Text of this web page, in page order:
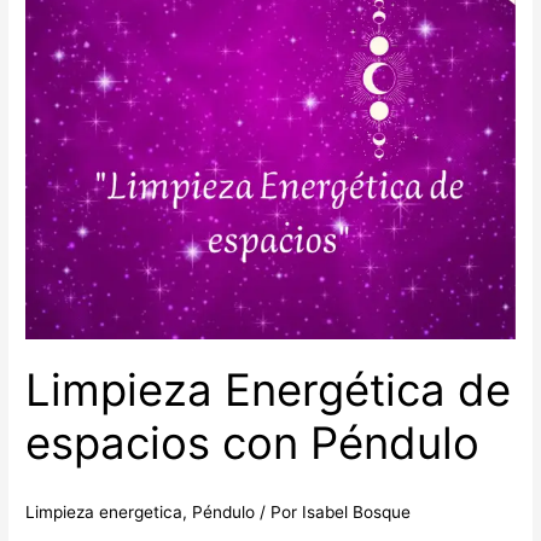
Energética
Limpieza Energética de
espacios con Péndulo
Limpieza energetica, Péndulo / Por Isabel Bosque